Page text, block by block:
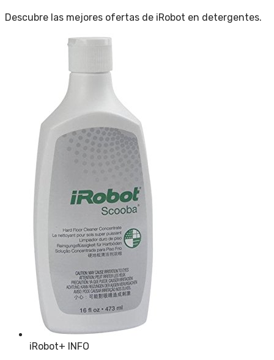
Descubre las mejores ofertas de iRobot en detergentes.
iRobot+ INFO